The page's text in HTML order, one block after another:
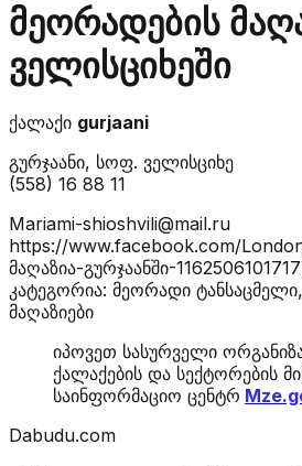
მეორადების
ველისციხეში
ქალაქი gurjaani
გურჯაანი, სოფ. ველისციხე
(558) 16 88 11
Mariami-shioshvili@mail.ru
https://www.facebook.com/
მაღაზია-გურჯაანში-
კატეგორია: მეორადი
მაღაზიები
იპოვეთ სასურველი
ქალაქების და სექტორების
საინფორმაციო ცენტრ
Dabudu.com